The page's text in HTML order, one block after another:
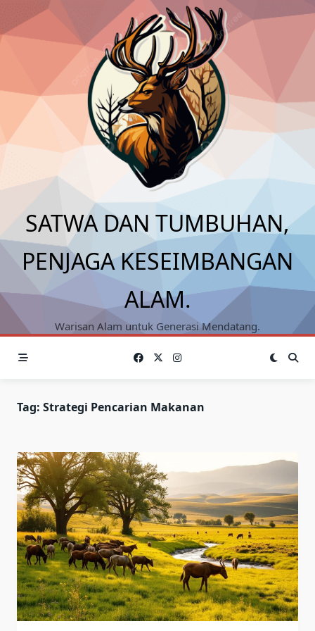
content
SATWA DAN TUMBUHAN,
PENJAGA KESEIMBANGAN
ALAM.
Warisan Alam untuk Generasi Mendatang.
Tag: Strategi Pencarian Makanan